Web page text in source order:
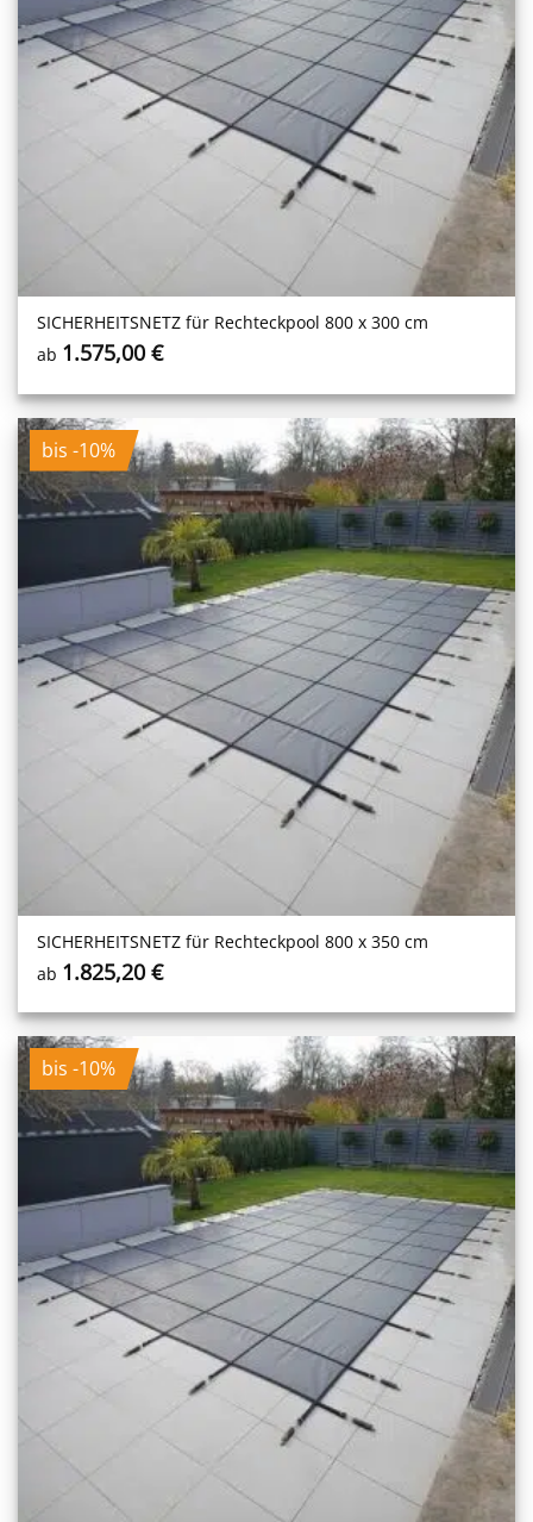
SICHERHEITS­NETZ für Rechteckpool 800 x 300 cm
ab 1.575,00€
bis -10%
SICHERHEITS­NETZ für Rechteckpool 800 x 350 cm
ab 1.825,20€
bis -10%